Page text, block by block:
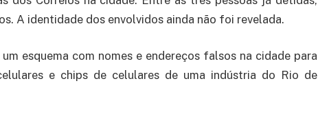
A identidade dos envolvidos ainda não foi revelada.
esquema com nomes e endereços falsos na cidade para
e chips de celulares de uma indústria do Rio de